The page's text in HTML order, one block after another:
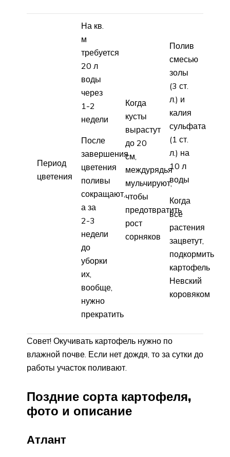
Период
цветения
На кв.
м
требуется
20 л
воды
через
1-2
недели
После
завершения
цветения
поливы
сокращают,
а за
2-3
недели
до
уборки
их,
вообще,
нужно
прекратить
Когда
кусты
вырастут
до 20
см,
междурядья
мульчируют,
чтобы
предотвратить
рост
сорняков
Полив
смесью
золы
(3 ст.
л.) и
калия
сульфата
(1 ст.
л.) на
10 л
воды
Когда
все
растения
зацветут,
подкормить
картофель
Невский
коровяком
Совет! Окучивать картофель нужно по
влажной почве. Если нет дождя, то за сутки до
работы участок поливают.
Поздние сорта картофеля,
фото и описание
Атлант